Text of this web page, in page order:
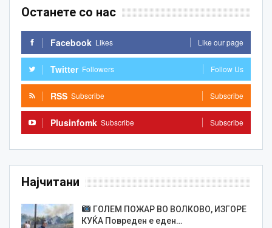
Останете со нас
Facebook Likes Like our page
Twitter Followers Follow Us
RSS Subscribe Subscribe
Plusinfomk Subscribe Subscribe
Најчитани
ГОЛЕМ ПОЖАР ВО ВОЛКОВО, ИЗГОРЕ
КУЌА Повреден е еден…